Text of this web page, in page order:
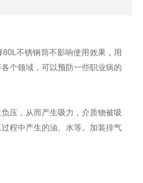
不锈钢筒不影响使用效果，用
个领域，可以预防一些职业病的
压，从而产生吸力，介质物被吸
程中产生的油、水等。加装排气